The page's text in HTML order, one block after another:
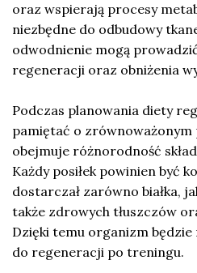
oraz wspierają procesy
niezbędne do odbudowy
odwodnienie mogą
regeneracji oraz obniżenia
Podczas planowania diety
pamiętać o zrównoważonym
obejmuje różnorodność
Każdy posiłek powinien być
dostarczał zarówno białka,
także zdrowych tłuszczów
Dzięki temu organizm będzie
do regeneracji po treningu.